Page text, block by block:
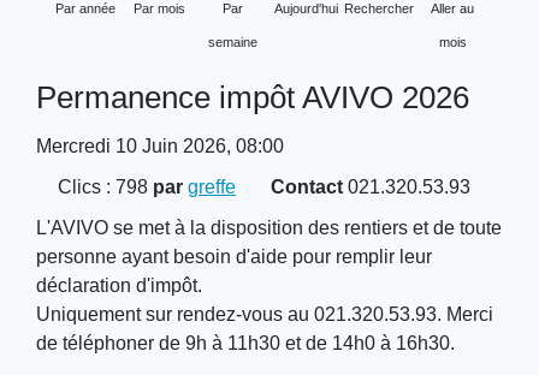
Par année Par mois Par
semaine
Aujourd'hui Rechercher Aller au
mois
Permanence impôt AVIVO 2026
Mercredi 10 Juin 2026, 08:00
Clics : 798 pargreffe Contact021.320.53.93
L'AVIVO se met à la disposition des rentiers et de toute
personne ayant besoin d'aide pour remplir leur
déclaration d'impôt.
Uniquement sur rendez-vous au 021.320.53.93. Merci
de téléphoner de 9h à 11h30 et de 14h0 à 16h30.